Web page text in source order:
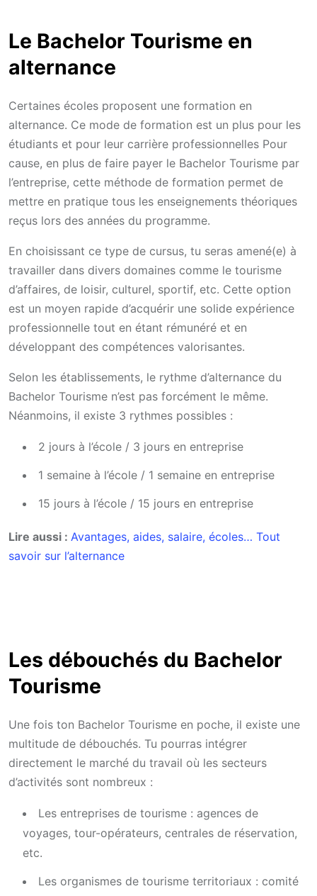
Le Bachelor Tourisme en
alternance
Certaines écoles proposent une formation en
alternance. Ce mode de formation est un plus pour les
étudiants et pour leur carrière professionnelles Pour
cause, en plus de faire payer le Bachelor Tourisme par
l’entreprise, cette méthode de formation permet de
mettre en pratique tous les enseignements théoriques
reçus lors des années du programme.
En choisissant ce type de cursus, tu seras amené(e) à
travailler dans divers domaines comme le tourisme
d’affaires, de loisir, culturel, sportif, etc. Cette option
est un moyen rapide d’acquérir une solide expérience
professionnelle tout en étant rémunéré et en
développant des compétences valorisantes.
Selon les établissements, le rythme d’alternance du
Bachelor Tourisme n’est pas forcément le même.
Néanmoins, il existe 3 rythmes possibles :
2 jours à l’école / 3 jours en entreprise
1 semaine à l’école / 1 semaine en entreprise
15 jours à l’école / 15 jours en entreprise
Lire aussi : Avantages, aides, salaire, écoles… Tout
savoir sur l’alternance
Les débouchés du Bachelor
Tourisme
Une fois ton Bachelor Tourisme en poche, il existe une
multitude de débouchés. Tu pourras intégrer
directement le marché du travail où les secteurs
d’activités sont nombreux :
Les entreprises de tourisme : agences de
voyages, tour-opérateurs, centrales de réservation,
etc.
Les organismes de tourisme territoriaux : comité